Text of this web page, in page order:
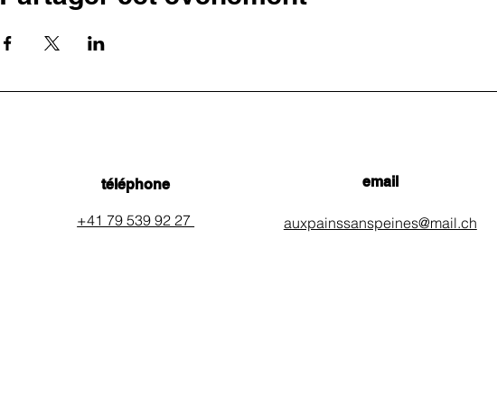
téléphone
+41 79 539 92 27
email
auxpainssanspeines@mail.ch